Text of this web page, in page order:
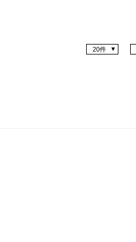
20件